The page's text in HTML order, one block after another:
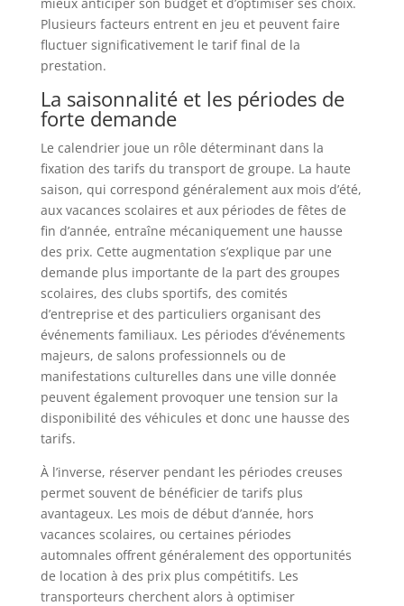
Plusieurs facteurs entrent en jeu et peuvent faire
fluctuer significativement le tarif final de la
prestation.
La saisonnalité et les périodes de
forte demande
Le calendrier joue un rôle déterminant dans la
fixation des tarifs du transport de groupe. La haute
saison, qui correspond généralement aux mois d’été,
aux vacances scolaires et aux périodes de fêtes de
fin d’année, entraîne mécaniquement une hausse
des prix. Cette augmentation s’explique par une
demande plus importante de la part des groupes
scolaires, des clubs sportifs, des comités
d’entreprise et des particuliers organisant des
événements familiaux. Les périodes d’événements
majeurs, de salons professionnels ou de
manifestations culturelles dans une ville donnée
peuvent également provoquer une tension sur la
disponibilité des véhicules et donc une hausse des
tarifs.
À l’inverse, réserver pendant les périodes creuses
permet souvent de bénéficier de tarifs plus
avantageux. Les mois de début d’année, hors
vacances scolaires, ou certaines périodes
automnales offrent généralement des opportunités
de location à des prix plus compétitifs. Les
transporteurs cherchent alors à optimiser